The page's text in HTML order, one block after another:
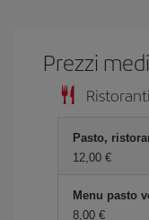
Prezzi
Ristoranti
Pasto,
12,00 €
Menu pasto
8,00 €